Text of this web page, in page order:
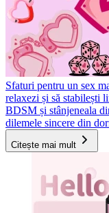
Sfaturi pentru un sex
relaxezi și să stabilești
BDSM și stânjeneala
dilemele sincere din
Citește mai mult